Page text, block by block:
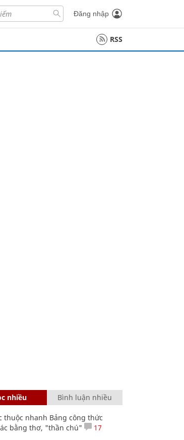
Đăng nhập
RSS
nhiều Bình luận nhiều
thuộc nhanh Bảng công thức
bằng thơ, "thần chú"
17